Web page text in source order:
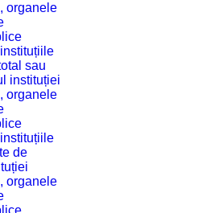
organele
sau
instituției
organele
de
organele